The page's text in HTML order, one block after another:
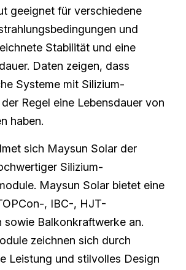
geeignet für verschiedene
und
Stabilität und eine
Daten zeigen, dass
Systeme mit Silizium-
Regel eine Lebensdauer von
haben.
sich Maysun Solar der
Silizium-
Maysun Solar bietet eine
, IBC-, HJT-
sowie Balkonkraftwerke an.
zeichnen sich durch
Leistung und stilvolles Design